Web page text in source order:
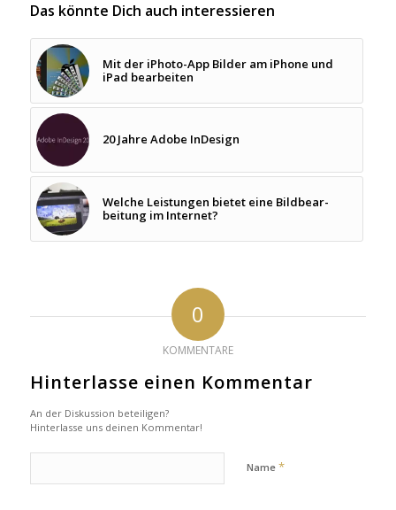
Das könnte Dich auch interessieren
Mit der iPhoto-App Bilder am iPhone und
iPad bearbeiten
20 Jahre Adobe InDesign
Welche Leistungen bietet eine Bild­be­ar­
bei­tung im Internet?
0
KOMMENTARE
Hinterlasse einen Kommentar
An der Diskussion beteiligen?
Hinterlasse uns deinen Kommentar!
Name *